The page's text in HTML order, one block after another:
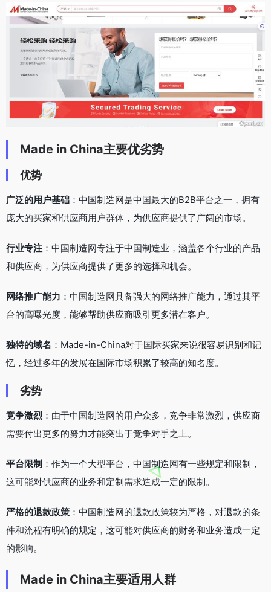
Made in China主要优劣势
优势
广泛的用户基础 ：中国制造网是中国最大的B2B平台之一，拥有
庞大的买家和供应商用户群体，为供应商提供了广阔的市场。
行业专注 ：中国制造网专注于中国制造业，涵盖各个行业的产品
和供应商，为供应商提供了更多的选择和机会。
网络推广能力 ：中国制造网具备强大的网络推广能力，通过其平
台的高曝光度，能够帮助供应商吸引更多潜在客户。
独特的域名 ：Made-in-China对于国际买家来说很容易识别和记
忆，经过多年的发展在国际市场积累了较高的知名度。
劣势
竞争激烈 ：由于中国制造网的用户众多，竞争非常激烈，供应商
需要付出更多的努力才能突出于竞争对手之上。
平台限制 ：作为一个大型平台，中国制造网有一些规定和限制，
这可能对供应商的业务和定制需求造成一定的限制。
严格的退款政策 ：中国制造网的退款政策较为严格，对退款的条
件和流程有明确的规定，这可能对供应商的财务和业务造成一定
的影响。
Made in China主要适用人群